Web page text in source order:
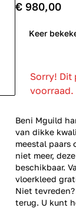
€ 980,00
Keer
Sorry! Dit
voorraad.
Beni Mguild
van dikke
meestal paars
niet meer,
beschikbaar.
vloerkleed
Niet
terug. U kunt